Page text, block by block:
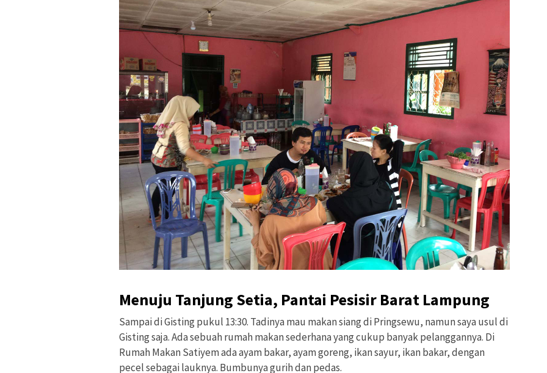
Menuju Tanjung Setia, Pantai Pesisir Barat Lampung
Sampai di Gisting pukul 13:30. Tadinya mau makan siang di Pringsewu, namun saya usul di
Gisting saja. Ada sebuah rumah makan sederhana yang cukup banyak pelanggannya. Di
Rumah Makan Satiyem ada ayam bakar, ayam goreng, ikan sayur, ikan bakar, dengan
pecel sebagai lauknya. Bumbunya gurih dan pedas.